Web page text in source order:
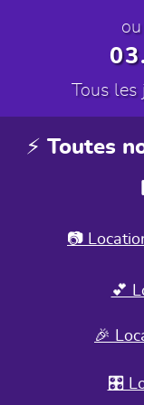
Tous
⚡ Toutes
📷
💕
🎉
🎛️